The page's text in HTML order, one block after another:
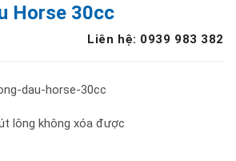
Horse 30cc
Liên hệ: 0939 983 382
dau-horse-30cc
lông không xóa được